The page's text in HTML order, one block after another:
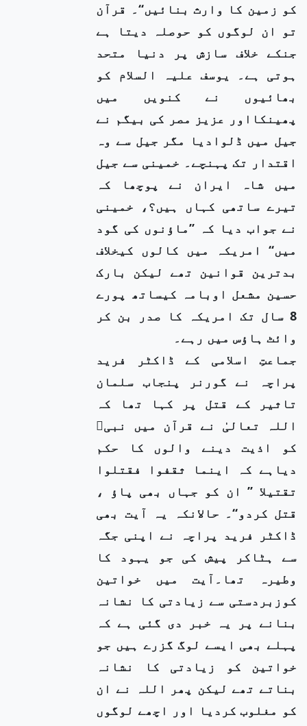
کو زمین کا وارث بنائیں‘‘۔ قرآن
تو ان لوگوں کو حوصلہ دیتا ہے
جنکے خلاف سازش پر دنیا متحد
ہوتی ہے۔ یوسف علیہ السلام کو
بھائیوں نے کنویں میں
پھینکااور عزیز مصر کی بیگم نے
جیل میں ڈلوادیا مگر جیل سے وہ
اقتدار تک پہنچے۔ خمینی سے جیل
میں شاہ ایران نے پوچھا کہ
تیرے ساتھی کہاں ہیں؟، خمینی
نے جواب دیا کہ ’’ماؤنوں کی گود
میں‘‘ امریکہ میں کالوں کیخلاف
بدترین قوانین تھے لیکن بارک
حسین مشعل اوبامہ کیساتھ پورے
8 سال تک امریکہ کا صدر بن کر
وائٹ ہاؤس میں رہے۔
جماعتِ اسلامی کے ڈاکٹر فرید
پراچہ نے گورنر پنجاب سلمان
تاثیر کے قتل پر کہا تھا کہ
اللہ تعالیٰ نے قرآن میں نبیﷺ
کو اذیت دینے والوں کا حکم
دیاہے کہ اینما ثقفوا فقتلوا
تقتیلا ’’ ان کو جہاں بھی پاؤ ،
قتل کردو‘‘۔ حالانکہ یہ آیت بھی
ڈاکٹر فرید پراچہ نے اپنی جگہ
سے ہٹاکر پیش کی جو یہود کا
وطیرہ تھا۔آیت میں خواتین
کوزبردستی سے زیادتی کا نشانہ
بنانے پر یہ خبر دی گئی ہے کہ
پہلے بھی ایسے لوگ گزرے ہیں جو
خواتین کو زیادتی کا نشانہ
بناتے تھے لیکن پھر اللہ نے ان
کو مغلوب کردیا اور اچھے لوگوں